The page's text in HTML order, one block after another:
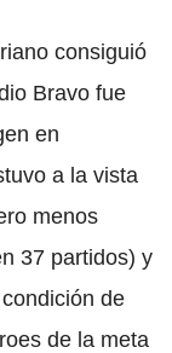
consiguió
Bravo fue
en
a la vista
menos
37 partidos) y
de
de la meta